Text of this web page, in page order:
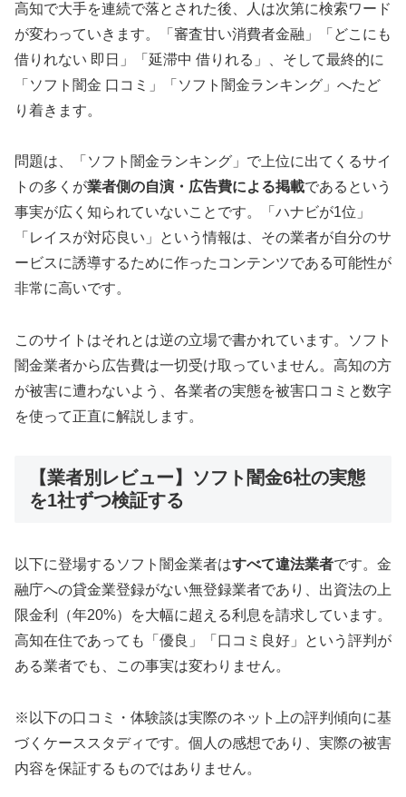
高知で大手を連続で落とされた後、人は次第に検索ワード
が変わっていきます。「審査甘い消費者金融」「どこにも
借りれない 即日」「延滞中 借りれる」、そして最終的に
「ソフト闇金 口コミ」「ソフト闇金ランキング」へたど
り着きます。
問題は、「ソフト闇金ランキング」で上位に出てくるサイ
トの多くが業者側の自演・広告費による掲載であるという
事実が広く知られていないことです。「ハナビが1位」
「レイスが対応良い」という情報は、その業者が自分のサ
ービスに誘導するために作ったコンテンツである可能性が
非常に高いです。
このサイトはそれとは逆の立場で書かれています。ソフト
闇金業者から広告費は一切受け取っていません。高知の方
が被害に遭わないよう、各業者の実態を被害口コミと数字
を使って正直に解説します。
【業者別レビュー】ソフト闇金6社の実態
を1社ずつ検証する
以下に登場するソフト闇金業者はすべて違法業者です。金
融庁への貸金業登録がない無登録業者であり、出資法の上
限金利（年20%）を大幅に超える利息を請求しています。
高知在住であっても「優良」「口コミ良好」という評判が
ある業者でも、この事実は変わりません。
※以下の口コミ・体験談は実際のネット上の評判傾向に基
づくケーススタディです。個人の感想であり、実際の被害
内容を保証するものではありません。